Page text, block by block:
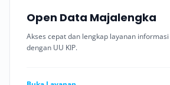
Open Data Majalengka
Akses cepat dan lengkap layanan
dengan UU KIP.